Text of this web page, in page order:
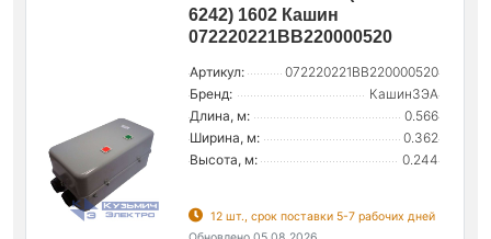
6242) 1602 Кашин
072220221ВВ220000520
Артикул:
072220221ВВ220000520
Бренд:
КашинЗЭА
Длина, м:
0.566
Ширина, м:
0.362
Высота, м:
0.244
12 шт., срок поставки 5-7 рабочих дней